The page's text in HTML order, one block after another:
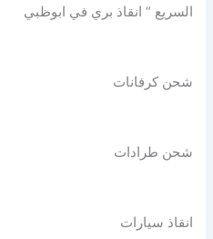
السريع “ انقاذ بري في ابوظبي
شحن كرفانات
شحن طرادات
انقاذ سيارات